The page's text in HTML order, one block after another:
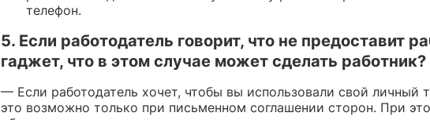
телефон.
5. Если работодатель говорит, что не предоставит
гаджет, что в этом случае может сделать работник?
— Если работодатель хочет, чтобы вы использовали свой личный
это возможно только при письменном соглашении сторон. При